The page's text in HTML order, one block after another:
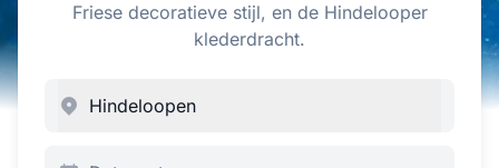
Friese decoratieve stijl, en de Hindelooper
klederdracht.